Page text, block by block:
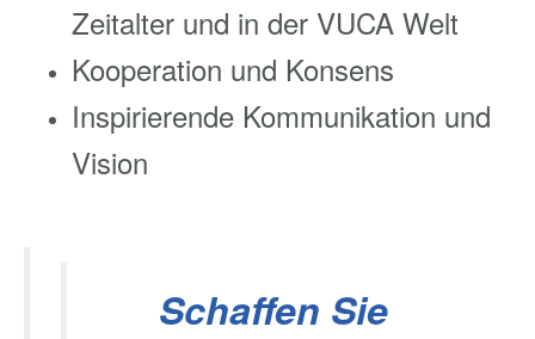
Zeitalter und in der VUCA Welt
Kooperation und Konsens
Inspirierende Kommunikation und
Vision
Schaffen Sie